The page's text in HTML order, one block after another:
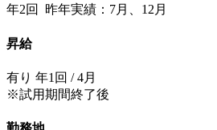
年2回 昨年実績：7月、12月
昇給
有り 年1回 / 4月
※試用期間終了後